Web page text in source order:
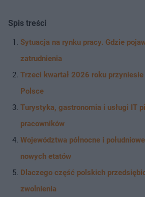
Spis treści
Sytuacja na rynku pracy. Gdzie
zatrudnienia
Trzeci kwartał 2026 roku
Polsce
Turystyka, gastronomia i usługi IT
pracowników
Województwa północne i
nowych etatów
Dlaczego część polskich
zwolnienia